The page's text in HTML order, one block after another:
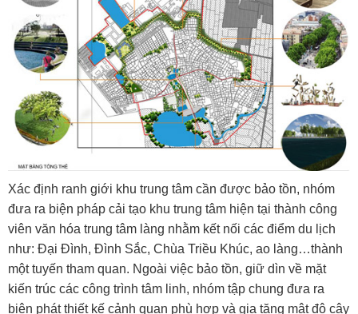
Xác định ranh giới khu trung tâm cần được bảo tồn, nhóm
đưa ra biện pháp cải tạo khu trung tâm hiện tại thành công
viên văn hóa trung tâm làng nhằm kết nối các điểm du lịch
như: Đại Đình, Đình Sắc, Chùa Triều Khúc, ao làng…thành
một tuyến tham quan. Ngoài việc bảo tồn, giữ dìn về mặt
kiến trúc các công trình tâm linh, nhóm tập chung đưa ra
biện phát thiết kế cảnh quan phù hợp và gia tăng mật độ cây